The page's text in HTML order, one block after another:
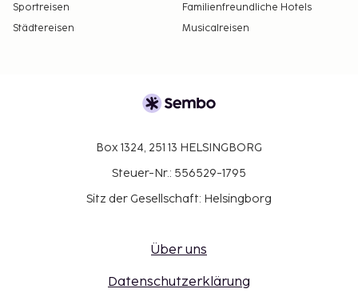
Sportreisen
Familienfreundliche Hotels
Städtereisen
Musicalreisen
Box 1324, 251 13 HELSINGBORG
Steuer-Nr.: 556529-1795
Sitz der Gesellschaft: Helsingborg
Über uns
Datenschutzerklärung